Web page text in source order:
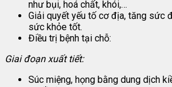
như bụi, hoá chất, khói,…
Giải quyết yếu tố cơ địa, tăng sức
sức khỏe tốt.
Điều trị bệnh tại chỗ:
Giai đoạn xuất tiết:
Súc miệng, họng bằng dung dịch